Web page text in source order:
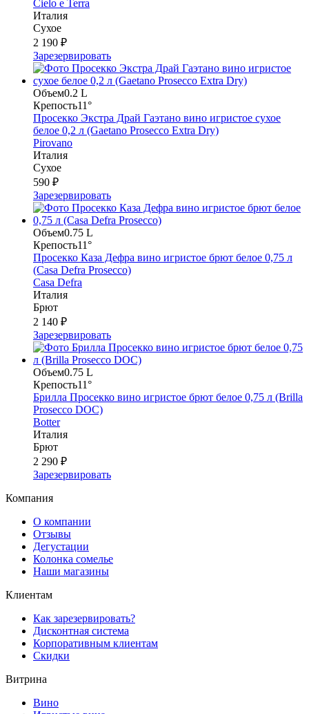
Cielo e Terra
Италия
Сухое
2 190 ₽
Зарезервировать
Объем0.2 L
Крепость11°
Просекко Экстра Драй Гаэтано вино игристое сухое
белое 0,2 л (Gaetano Prosecco Extra Dry)
Pirovano
Италия
Сухое
590 ₽
Зарезервировать
Объем0.75 L
Крепость11°
Просекко Каза Дефра вино игристое брют белое 0,75 л
(Casa Defra Prosecco)
Casa Defra
Италия
Брют
2 140 ₽
Зарезервировать
Объем0.75 L
Крепость11°
Брилла Просекко вино игристое брют белое 0,75 л (Brilla
Prosecco DOC)
Botter
Италия
Брют
2 290 ₽
Зарезервировать
Компания
О компании
Отзывы
Дегустации
Колонка сомелье
Наши магазины
Клиентам
Как зарезервировать?
Дисконтная система
Корпоративным клиентам
Скидки
Витрина
Вино